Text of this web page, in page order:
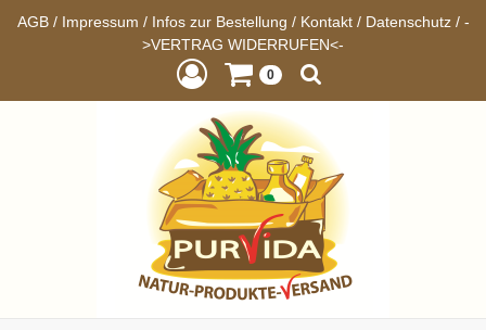
AGB / Impressum / Infos zur Bestellung / Kontakt / Datenschutz / -
>VERTRAG WIDERRUFEN<-
0